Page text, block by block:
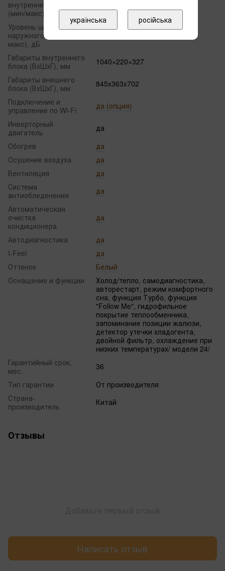
внутреннего блока
(мин/макс), дБ
Уровень шума
наружного блока (мин/
макс), дБ
Габариты внутреннего
блока (ВхШхГ), мм
1040×220×327
Габариты внешнего
блока (ВхШхГ), мм
845x363x702
Подключение и
управление по Wi-Fi
да (опция)
Инверторный
двигатель
да
Обогрев
да
Осушение воздуха
да
Вентиляция
да
Система
антиобледенения
да
Автоматическая
очистка
кондиционера
да
Автодиагностика
да
I-Feel
да
Оттенок
Белый
Оснащение и функции
Холод/тепло, самодиагностика,
авторестарт, режим комфортного
сна, функция Турбо, функция
"Follow Me", гидрофильное
покрытие теплообменника,
запоминание позиции жалюзи,
детектор утечки хладогента,
двойной фильтр, охлаждение при
низких температурах/ модели 24/
Гарантийный срок,
мес.
36
Тип гарантии
От производителя
Страна-
производитель
Китай
Отзывы
Написать отзыв
українська російська